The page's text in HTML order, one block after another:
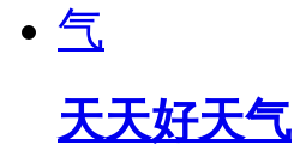
天天好天气